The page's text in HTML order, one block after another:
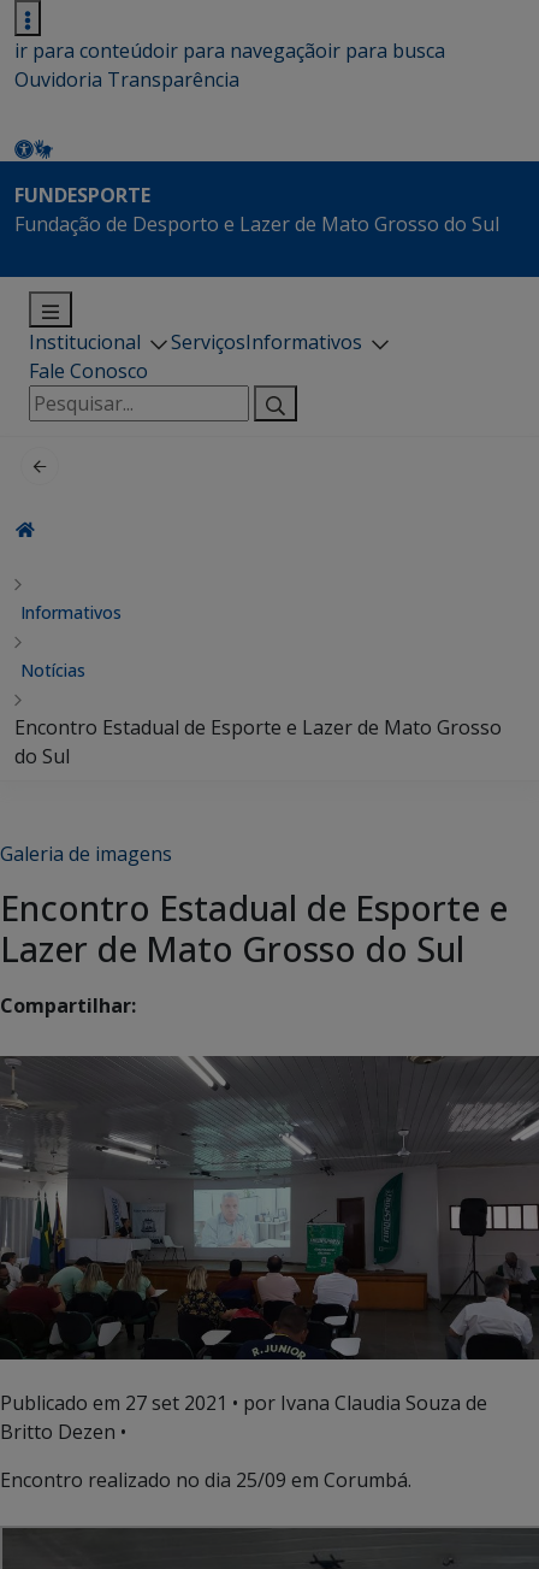
ir para conteúdoir para navegaçãoir para busca
Ouvidoria Transparência
FUNDESPORTE
Fundação de Desporto e Lazer de Mato Grosso do Sul
Institucional ServiçosInformativos
Fale Conosco
Pesquisar
por:
Informativos
Notícias
Encontro Estadual de Esporte e Lazer de Mato Grosso
do Sul
Galeria de imagens
Encontro Estadual de Esporte e
Lazer de Mato Grosso do Sul
Compartilhar:
Publicado em 27 set 2021 • por Ivana Claudia Souza de
Britto Dezen •
Encontro realizado no dia 25/09 em Corumbá.